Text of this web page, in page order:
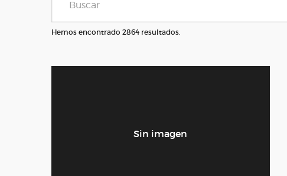
Hemos encontrado 2864 resultados.